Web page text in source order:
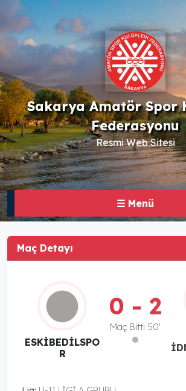
Sakarya Amatör Spor
Federasyonu
Resmi Web Sitesi
☰ Menü
Maç Detayı
ESKİBEDİLSPO
R
0 - 2
Maç Bitti 50'